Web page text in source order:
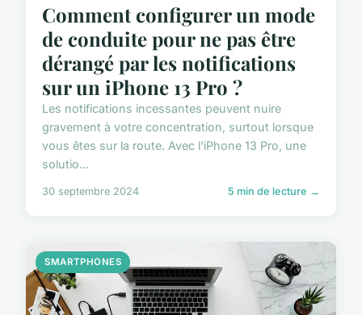
Comment configurer un mode
de conduite pour ne pas être
dérangé par les notifications
sur un iPhone 13 Pro ?
Les notifications incessantes peuvent nuire
gravement à votre concentration, surtout lorsque
vous êtes sur la route. Avec l'iPhone 13 Pro, une
solutio...
30 septembre 2024 5 min de lecture →
SMARTPHONES